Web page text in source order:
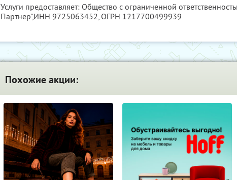
Услуги предоставляет: Общество с ограниченной
Партнер",ИНН 9725063452, ОГРН 1217700499939
Похожие акции: